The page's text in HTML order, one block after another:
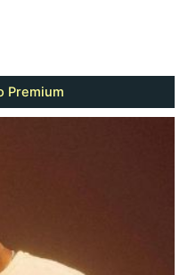
Premium